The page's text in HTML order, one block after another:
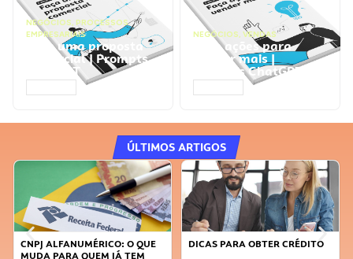
NEGÓCIOS, PROCESSOS
EMPRESARIAIS
Faça uma proposta
comercial | Prompts
ChatGPT
NEGÓCIOS, VENDAS
Faça ações para
vender mais |
Prompts ChatGPT
ÚLTIMOS ARTIGOS
DICAS PARA OBTER CRÉDITO
FAÇA A DIFERENÇA: SEJA